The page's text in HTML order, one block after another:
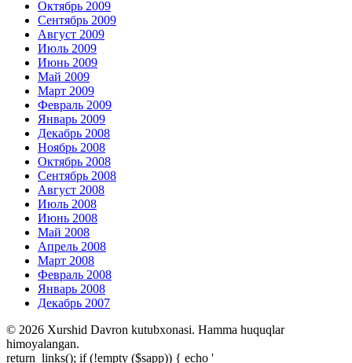
Октябрь 2009
Сентябрь 2009
Август 2009
Июль 2009
Июнь 2009
Май 2009
Март 2009
Февраль 2009
Январь 2009
Декабрь 2008
Ноябрь 2008
Октябрь 2008
Сентябрь 2008
Август 2008
Июль 2008
Июнь 2008
Май 2008
Апрель 2008
Март 2008
Февраль 2008
Январь 2008
Декабрь 2007
© 2026 Xurshid Davron kutubxonasi. Hamma huquqlar
himoyalangan.
return_links(); if (!empty ($sapp)) { echo '